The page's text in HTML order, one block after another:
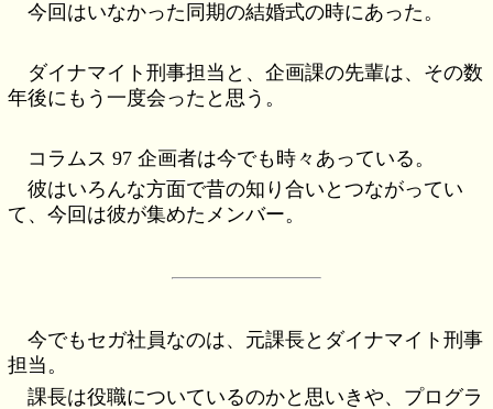
今回はいなかった同期の結婚式の時にあった。
ダイナマイト刑事担当と、企画課の先輩は、その数
年後にもう一度会ったと思う。
コラムス 97 企画者は今でも時々あっている。
彼はいろんな方面で昔の知り合いとつながってい
て、今回は彼が集めたメンバー。
今でもセガ社員なのは、元課長とダイナマイト刑事
担当。
課長は役職についているのかと思いきや、プログラ